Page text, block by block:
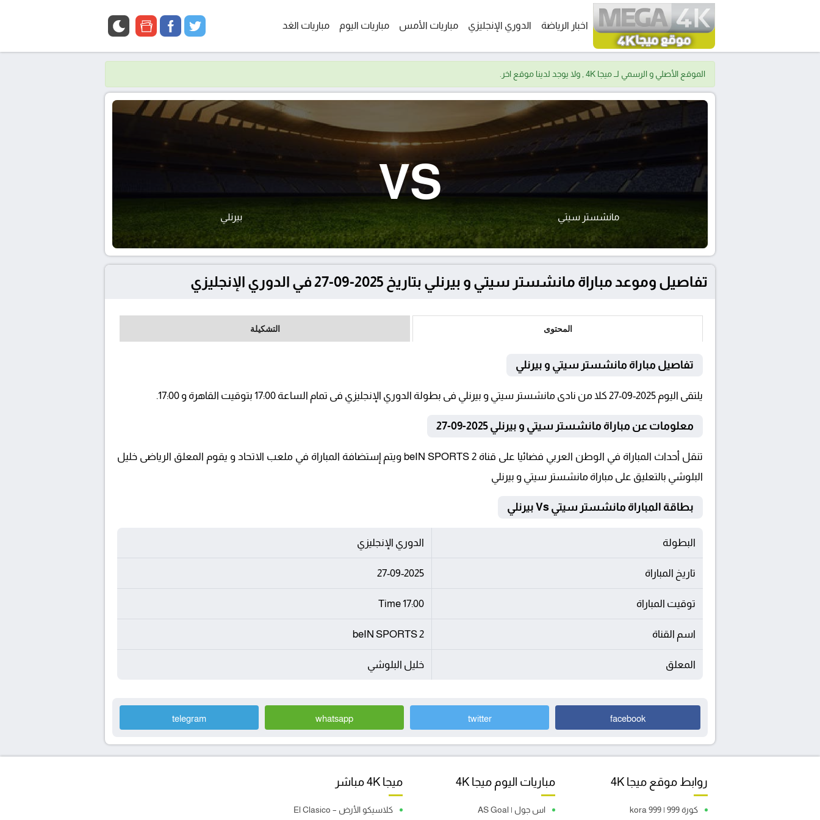
اخبار الرياضة الدوري الإنجليزي مباريات الأمس مباريات اليوم مباريات الغد twitter
facebook
google
الموقع الأصلي و الرسمي لــ ميجا 4K , ولا يوجد لدينا موقع اخر.
مانشستر سيتي
VS
بيرنلي
تفاصيل وموعد مباراة مانشستر سيتي و بيرنلي بتاريخ 2025-09-27 في الدوري الإنجليزي
المحتوى التشكيلة
تفاصيل مباراة مانشستر سيتي و بيرنلي
يلتقى اليوم 2025-09-27 كلا من نادى مانشستر سيتي و بيرنلي فى بطولة الدوري الإنجليزي فى تمام الساعة 17:00 بتوقيت القاهرة و 17:00.
معلومات عن مباراة مانشستر سيتي و بيرنلي 2025-09-27
تنقل أحداث المباراة في الوطن العربي فضائيا على قناة beIN SPORTS 2 ويتم إستضافة المباراة في ملعب الاتحاد و يقوم المعلق الرياضى خليل
البلوشي بالتعليق على مباراة مانشستر سيتي و بيرنلي
بطاقة المباراة مانشستر سيتي Vs بيرنلي
البطولة الدوري الإنجليزي
تاريخ المباراة 27-09-2025
توقيت المباراة 17:00 Time
اسم القناة beIN SPORTS 2
المعلق خليل البلوشي
facebook
twitter
whatsapp
telegram
روابط موقع ميجا 4K
كورة 999 | kora 999
مباريات اليوم ميجا 4K
اس جول | AS Goal
ميجا 4K مباشر
كلاسيكو الأرض – El Clasico